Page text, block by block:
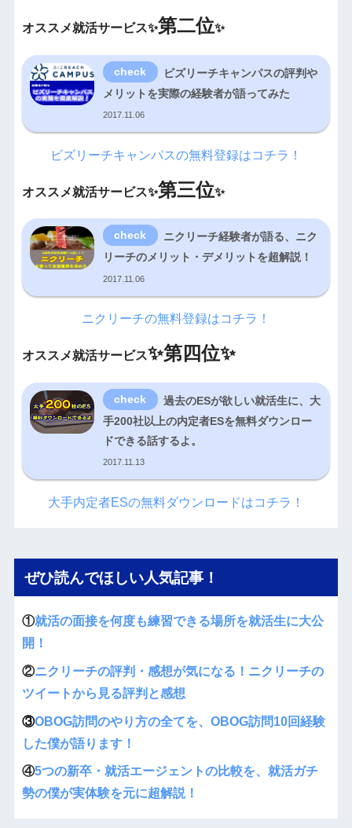
オススメ就活サービス✨第二位✨
ビズリーチキャンパスの評判や
メリットを実際の経験者が語ってみた
2017.11.06
ビズリーチキャンパスの無料登録はコチラ！
オススメ就活サービス✨第三位✨
ニクリーチ経験者が語る、ニク
リーチのメリット・デメリットを超解説！
2017.11.06
ニクリーチの無料登録はコチラ！
オススメ就活サービス✨第四位✨
過去のESが欲しい就活生に、大
手200社以上の内定者ESを無料ダウンロー
ドできる話するよ。
2017.11.13
大手内定者ESの無料ダウンロードはコチラ！
ぜひ読んでほしい人気記事！
①就活の面接を何度も練習できる場所を就活生に大公
開！
②ニクリーチの評判・感想が気になる！ニクリーチの
ツイートから見る評判と感想
③OBOG訪問のやり方の全てを、OBOG訪問10回経験
した僕が語ります！
④5つの新卒・就活エージェントの比較を、就活ガチ
勢の僕が実体験を元に超解説！